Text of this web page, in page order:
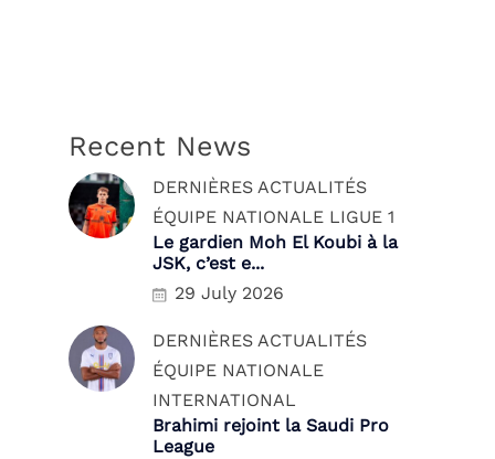
Recent News
DERNIÈRES ACTUALITÉS
ÉQUIPE NATIONALE LIGUE 1
Le gardien Moh El Koubi à la
JSK, c’est e...
29 July 2026
DERNIÈRES ACTUALITÉS
ÉQUIPE NATIONALE
INTERNATIONAL
Brahimi rejoint la Saudi Pro
League